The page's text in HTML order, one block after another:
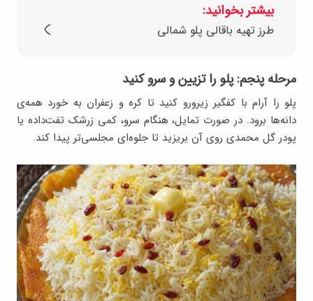
بیشتر بخوانید:
طرز تهیه باقالی پلو شمالی
مرحله پنجم: پلو را تزیین و سرو کنید
پلو را آرام با کفگیر زیرورو کنید تا کره و زعفران به خورد همه‌ی
دانه‌ها برود. در صورت تمایل، هنگام سرو، کمی زرشک تفت‌داده یا
پودر گل محمدی روی آن بریزید تا جلوه‌ای مجلسی‌تر پیدا کند.